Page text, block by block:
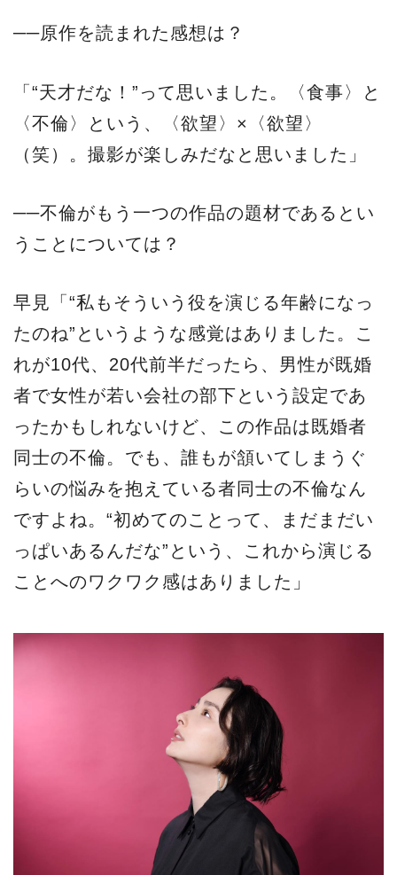
──原作を読まれた感想は？
「“天才だな！”って思いました。〈食事〉と
〈不倫〉という、〈欲望〉×〈欲望〉
（笑）。撮影が楽しみだなと思いました」
──不倫がもう一つの作品の題材であるとい
うことについては？
早見「“私もそういう役を演じる年齢になっ
たのね”というような感覚はありました。こ
れが10代、20代前半だったら、男性が既婚
者で女性が若い会社の部下という設定であ
ったかもしれないけど、この作品は既婚者
同士の不倫。でも、誰もが頷いてしまうぐ
らいの悩みを抱えている者同士の不倫なん
ですよね。“初めてのことって、まだまだい
っぱいあるんだな”という、これから演じる
ことへのワクワク感はありました」